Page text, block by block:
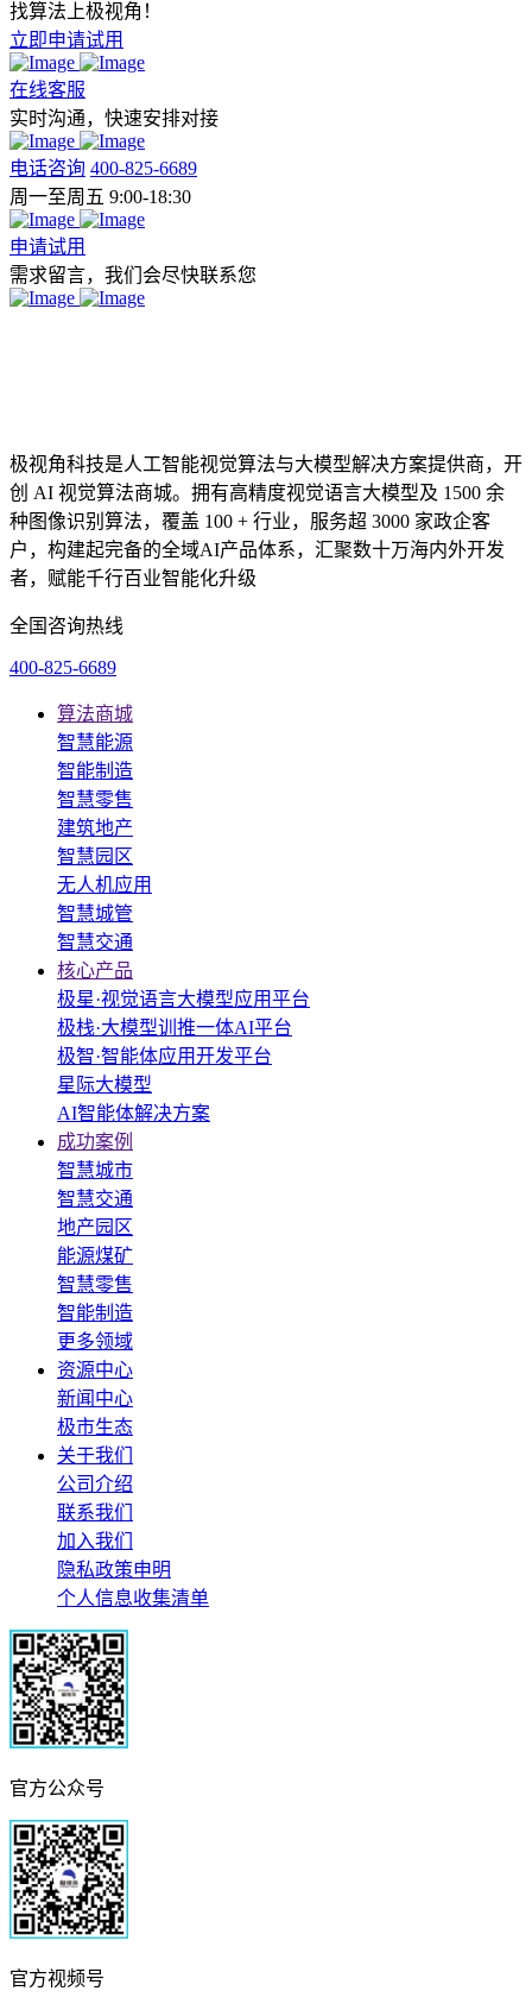
找算法上极视角！
立即申请试用
在线客服
实时沟通，快速安排对接
电话咨询 400-825-6689
周一至周五 9:00-18:30
申请试用
需求留言，我们会尽快联系您
极视角科技是人工智能视觉算法与大模型解决方案提供商，开
创 AI 视觉算法商城。拥有高精度视觉语言大模型及 1500 余
种图像识别算法，覆盖 100 + 行业，服务超 3000 家政企客
户，构建起完备的全域AI产品体系，汇聚数十万海内外开发
者，赋能千行百业智能化升级
全国咨询热线
400-825-6689
算法商城
智慧能源
智能制造
智慧零售
建筑地产
智慧园区
无人机应用
智慧城管
智慧交通
核心产品
极星·视觉语言大模型应用平台
极栈·大模型训推一体AI平台
极智·智能体应用开发平台
星际大模型
AI智能体解决方案
成功案例
智慧城市
智慧交通
地产园区
能源煤矿
智慧零售
智能制造
更多领域
资源中心
新闻中心
极市生态
关于我们
公司介绍
联系我们
加入我们
隐私政策申明
个人信息收集清单
官方公众号
官方视频号